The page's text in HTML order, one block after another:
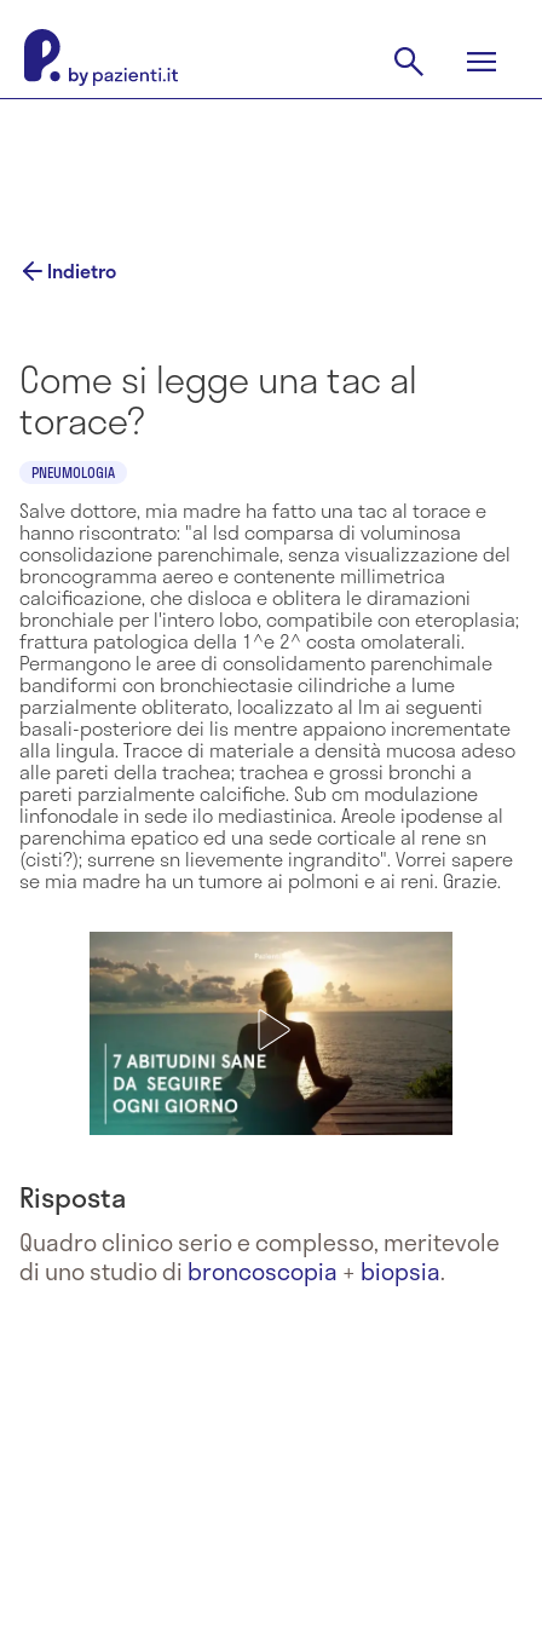
Indietro
Come si legge una tac al
torace?
PNEUMOLOGIA
Salve dottore, mia madre ha fatto una tac al torace e
hanno riscontrato: "al lsd comparsa di voluminosa
consolidazione parenchimale, senza visualizzazione del
broncogramma aereo e contenente millimetrica
calcificazione, che disloca e oblitera le diramazioni
bronchiale per l'intero lobo, compatibile con eteroplasia;
frattura patologica della 1^e 2^ costa omolaterali.
Permangono le aree di consolidamento parenchimale
bandiformi con bronchiectasie cilindriche a lume
parzialmente obliterato, localizzato al lm ai seguenti
basali-posteriore dei lis mentre appaiono incrementate
alla lingula. Tracce di materiale a densità mucosa adeso
alle pareti della trachea; trachea e grossi bronchi a
pareti parzialmente calcifiche. Sub cm modulazione
linfonodale in sede ilo mediastinica. Areole ipodense al
parenchima epatico ed una sede corticale al rene sn
(cisti?); surrene sn lievemente ingrandito". Vorrei sapere
se mia madre ha un tumore ai polmoni e ai reni. Grazie.
Risposta
Quadro clinico serio e complesso, meritevole
di uno studio di broncoscopia + biopsia.